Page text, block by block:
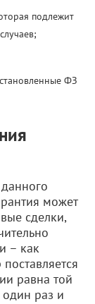
подлежит
ФЗ
может
сделки,
– как
равна той
один раз и